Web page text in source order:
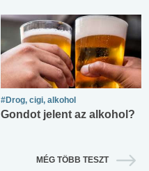
#Drog, cigi, alkohol
Gondot jelent az alkohol?
MÉG TÖBB TESZT